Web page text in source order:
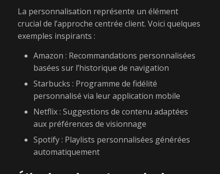
La personnalisation représente un élément
crucial de l’approche centrée client. Voici quelques
exemples inspirants :
Amazon : Recommandations personnalisées
basées sur l’historique de navigation
Starbucks : Programme de fidélité
personnalisé via leur application mobile
Netflix : Suggestions de contenu adaptées
aux préférences de visionnage
Spotify : Playlists personnalisées générées
automatiquement